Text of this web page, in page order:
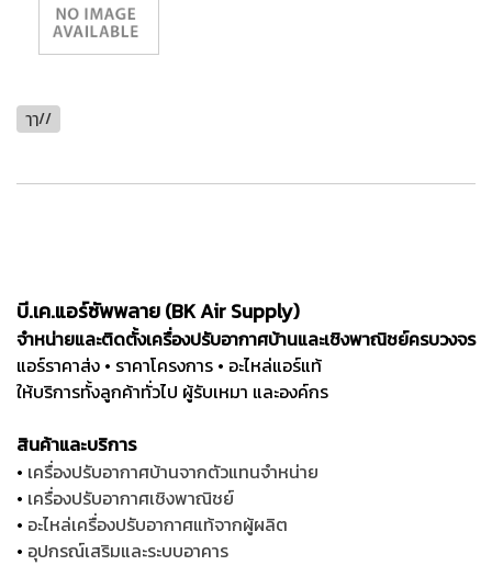
ๅๅ//
บี.เค.แอร์ซัพพลาย (BK Air Supply)
จำหน่ายและติดตั้งเครื่องปรับอากาศบ้านและเชิงพาณิชย์ครบวงจร
แอร์ราคาส่ง • ราคาโครงการ • อะไหล่แอร์แท้
ให้บริการทั้งลูกค้าทั่วไป ผู้รับเหมา และองค์กร
สินค้าและบริการ
• เครื่องปรับอากาศบ้านจากตัวแทนจำหน่าย
• เครื่องปรับอากาศเชิงพาณิชย์
• อะไหล่เครื่องปรับอากาศแท้จากผู้ผลิต
• อุปกรณ์เสริมและระบบอาคาร